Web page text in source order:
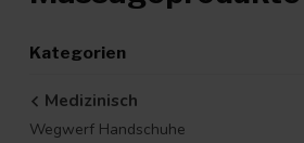
Kategorien
Medizinisch
Wegwerf Handschuhe